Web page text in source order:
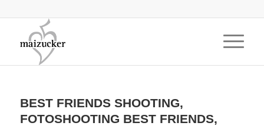
BEST FRIENDS SHOOTING,
FOTOSHOOTING BEST FRIENDS,